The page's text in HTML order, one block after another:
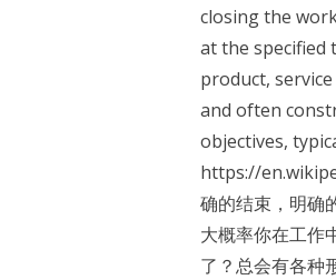
closing the
at the specified
product,
and often
objectives,
https://
确的结束，明确
大概率你在工作
了？总会有各种